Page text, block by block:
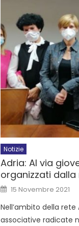
Notizie
Adria: Al via
organizzati dalla
15 Novembre 2021
Nell’ambito della
associative radicate